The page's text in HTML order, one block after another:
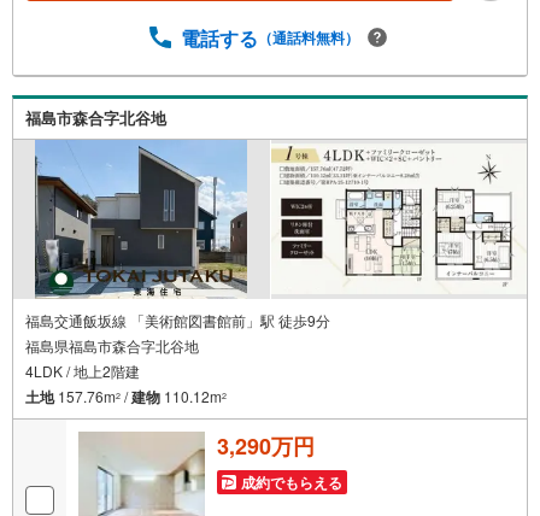
料で、将来のことを一緒にゆっくり考えます！ 小さなお子
ております。おむつ替えやミルクのお湯なども対応可能で
す。泣いてしまっても大丈夫ですので、安心してご来店く
ださいね。ご相談だけでも大歓迎です！迷っている今だか
らこそ、ぜひ一度お話ししてみませんか？
電話する （通話料無料）
福島市森合字北谷地
福島交通飯坂線 「美術館図書館前」駅 徒歩9分
福島県福島市森合字北谷地
4LDK / 地上2階建
土地157.76m2 /建物 110.12m2
3,290万円
成約でもらえる